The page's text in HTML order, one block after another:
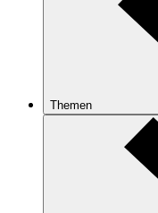
Themen